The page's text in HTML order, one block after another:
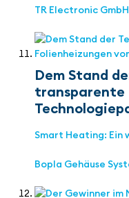
TR Electronic GmbH
Dem Stand
transparente
Smart Heating: Ein
Bopla Gehäuse